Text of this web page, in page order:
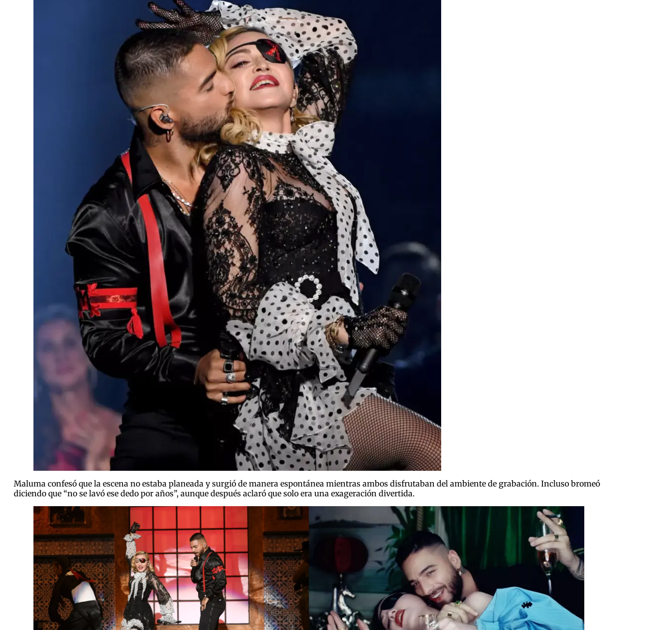
Maluma confesó que la escena no estaba planeada y surgió de manera espontánea mientras ambos disfrutaban del ambiente de grabación. Incluso bromeó
diciendo que “no se lavó ese dedo por años”, aunque después aclaró que solo era una exageración divertida.